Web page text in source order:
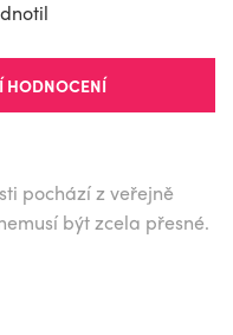
HODNOCENÍ
pochází z veřejně
být zcela přesné.